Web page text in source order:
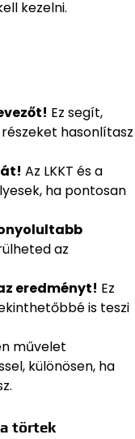
kezelni.
Ez segít,
hasonlítasz
Az LKKT és a
ha pontosan
az
eredményt! Ez
is teszi
művelet
különösen, ha
törtek